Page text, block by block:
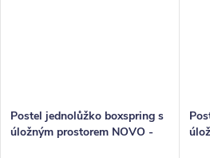
Postel jednolůžko boxspring s
úložným prostorem NOVO -